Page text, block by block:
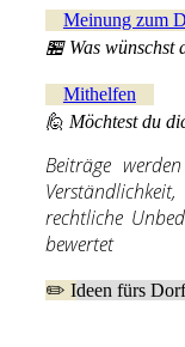
Meinung zum
🏪 Was wünschst
Mithelfen
🙋 Möchtest du
Beiträge
rechtliche
bewertet
✏️ Ideen fürs Dorf